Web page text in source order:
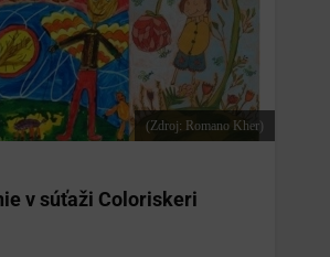
(Zdroj: Romano Kher)
v súťaži Coloriskeri